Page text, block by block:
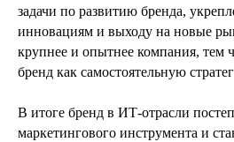
задачи по развитию бренда,
инновациям и выходу на новые
крупнее и опытнее компания, тем
бренд как самостоятельную
В итоге бренд в ИТ‑отрасли
маркетингового инструмента и